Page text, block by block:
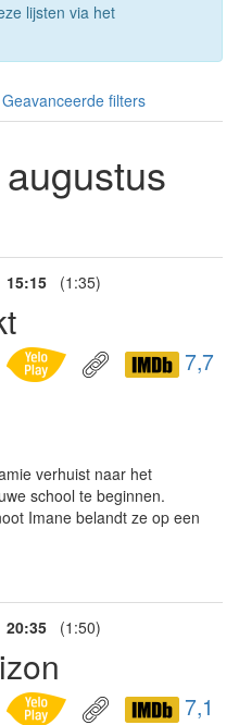
lijsten via het
Geavanceerde filters
15:15 (1:35)
7,7
verhuist naar het
school te beginnen.
Imane belandt ze op een
20:35 (1:50)
7,1